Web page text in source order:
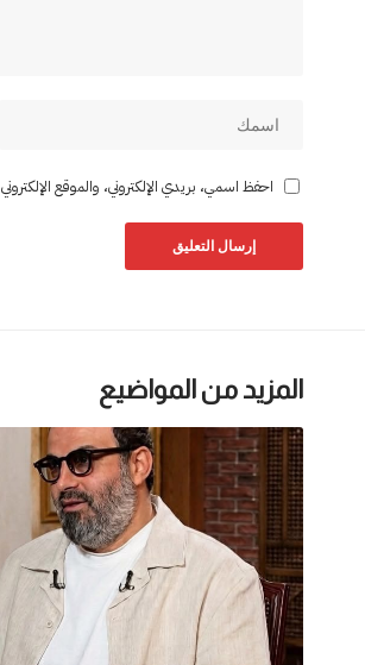
احفظ اسمي، بريدي الإلكتروني، والموقع
المزيد من المواضيع